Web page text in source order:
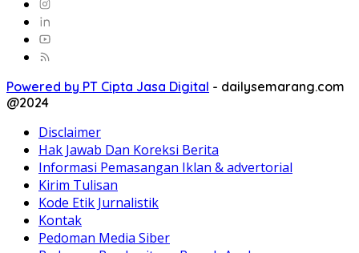
Powered by PT Cipta Jasa Digital - dailysemarang.com
@2024
Disclaimer
Hak Jawab Dan Koreksi Berita
Informasi Pemasangan Iklan & advertorial
Kirim Tulisan
Kode Etik Jurnalistik
Kontak
Pedoman Media Siber